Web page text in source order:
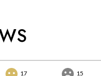
17 15